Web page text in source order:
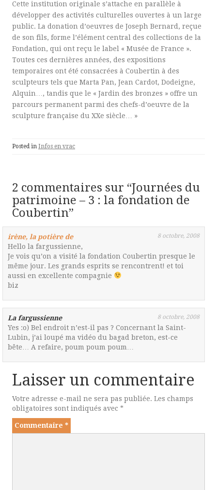
Cette institution originale s’attache en parallèle à
développer des activités culturelles ouvertes à un large
public. La donation d’oeuvres de Joseph Bernard, reçue
de son fils, forme l’élément central des collections de la
Fondation, qui ont reçu le label « Musée de France ».
Toutes ces dernières années, des expositions
temporaires ont été consacrées à Coubertin à des
sculpteurs tels que Marta Pan, Jean Cardot, Dodeigne,
Alquin…, tandis que le « Jardin des bronzes » offre un
parcours permanent parmi des chefs-d’oeuvre de la
sculpture française du XXe siècle… »
Posted in Infos en vrac
2 commentaires sur “Journées du
patrimoine – 3 : la fondation de
Coubertin”
irène, la potière de 8 octobre, 2008
Hello la fargussienne,
Je vois qu’on a visité la fondation Coubertin presque le
même jour. Les grands esprits se rencontrent! et toi
aussi en excellente compagnie
biz
La fargussienne 8 octobre, 2008
Yes :o) Bel endroit n’est-il pas ? Concernant la Saint-
Lubin, j’ai loupé ma vidéo du bagad breton, est-ce
bête… A refaire, poum poum poum…
Laisser un commentaire
Votre adresse e-mail ne sera pas publiée. Les champs
obligatoires sont indiqués avec *
Commentaire *